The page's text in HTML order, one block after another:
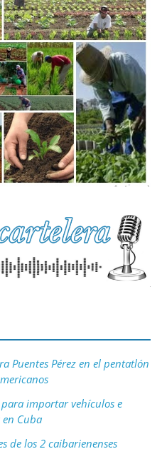
Puentes Pérez en el pentatlón
importar vehículos e
Cuba
de los 2 caibarienenses